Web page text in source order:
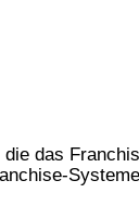
das